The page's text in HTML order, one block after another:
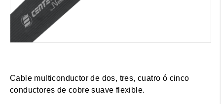
Cable multiconductor de dos, tres, cuatro ó cinco
conductores de cobre suave flexible.